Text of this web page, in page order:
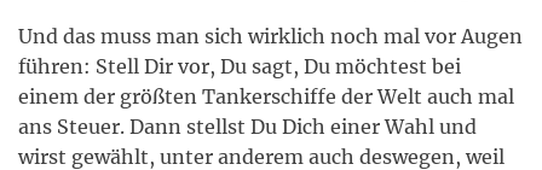
Und das muss man sich wirklich noch mal vor Augen
führen: Stell Dir vor, Du sagt, Du möchtest bei
einem der größten Tankerschiffe der Welt auch mal
ans Steuer. Dann stellst Du Dich einer Wahl und
wirst gewählt, unter anderem auch deswegen, weil